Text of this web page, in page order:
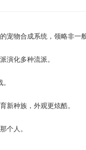
宠物合成系统，领略非一
演化多种流派。
新种族，外观更炫酷。
个人。